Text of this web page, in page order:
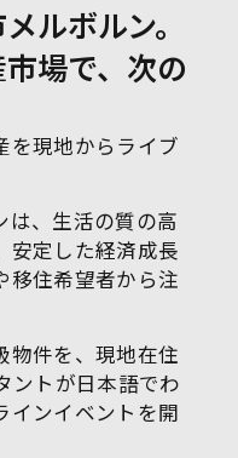
ルボルン。
場で、次の
を現地からライブ
は、生活の質の高
安定した経済成長
移住希望者から注
物件を、現地在住
ントが日本語でわ
インイベントを開